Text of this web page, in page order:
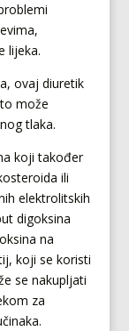
lijeka.
ovaj diuretik
može
tlaka.
koji također
ili
elektrolitskih
digoksina
na
koji se koristi
se nakupljati
za